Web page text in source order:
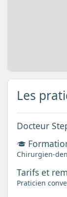
Les
Docteur
Chirurgien-
Tarifs et
Praticien